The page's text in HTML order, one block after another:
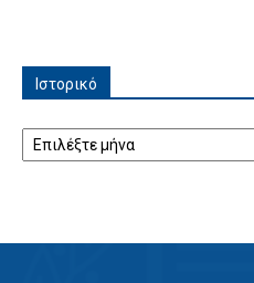
Ιστορικό
Ιστορικό